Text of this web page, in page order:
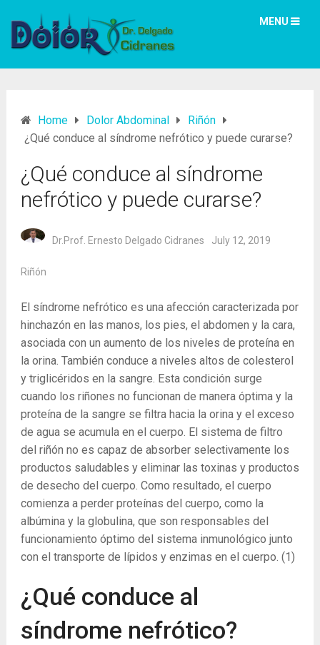
MENU
Home Dolor Abdominal
Riñón
¿Qué conduce al síndrome nefrótico y puede curarse?
¿Qué conduce al síndrome
nefrótico y puede curarse?
Dr.Prof. Ernesto Delgado Cidranes July 12, 2019
Riñón
El síndrome nefrótico es una afección caracterizada por
hinchazón en las manos, los pies, el abdomen y la cara,
asociada con un aumento de los niveles de proteína en
la orina. También conduce a niveles altos de colesterol
y triglicéridos en la sangre. Esta condición surge
cuando los riñones no funcionan de manera óptima y la
proteína de la sangre se filtra hacia la orina y el exceso
de agua se acumula en el cuerpo. El sistema de filtro
del riñón no es capaz de absorber selectivamente los
productos saludables y eliminar las toxinas y productos
de desecho del cuerpo. Como resultado, el cuerpo
comienza a perder proteínas del cuerpo, como la
albúmina y la globulina, que son responsables del
funcionamiento óptimo del sistema inmunológico junto
con el transporte de lípidos y enzimas en el cuerpo. (1)
¿Qué conduce al
síndrome nefrótico?